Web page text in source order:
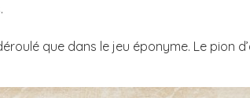
que dans le jeu éponyme. Le pion